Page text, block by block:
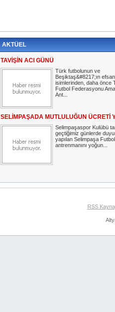
AKTÜEL
TAVİŞİN ACI GÜNÜ
Türk futbolunun ve
Beşiktaş&#8217;ın
isimlerinden, daha önce
Futbol Federasyonu
Ant...
SELİMPAŞADA MUTLULUĞUN ÜCRETİ
Selimpaşaspor Kulübü
geçtiğimiz günlerde
yapılan Selimpaşa
antrenmanını yoğun...
RSS